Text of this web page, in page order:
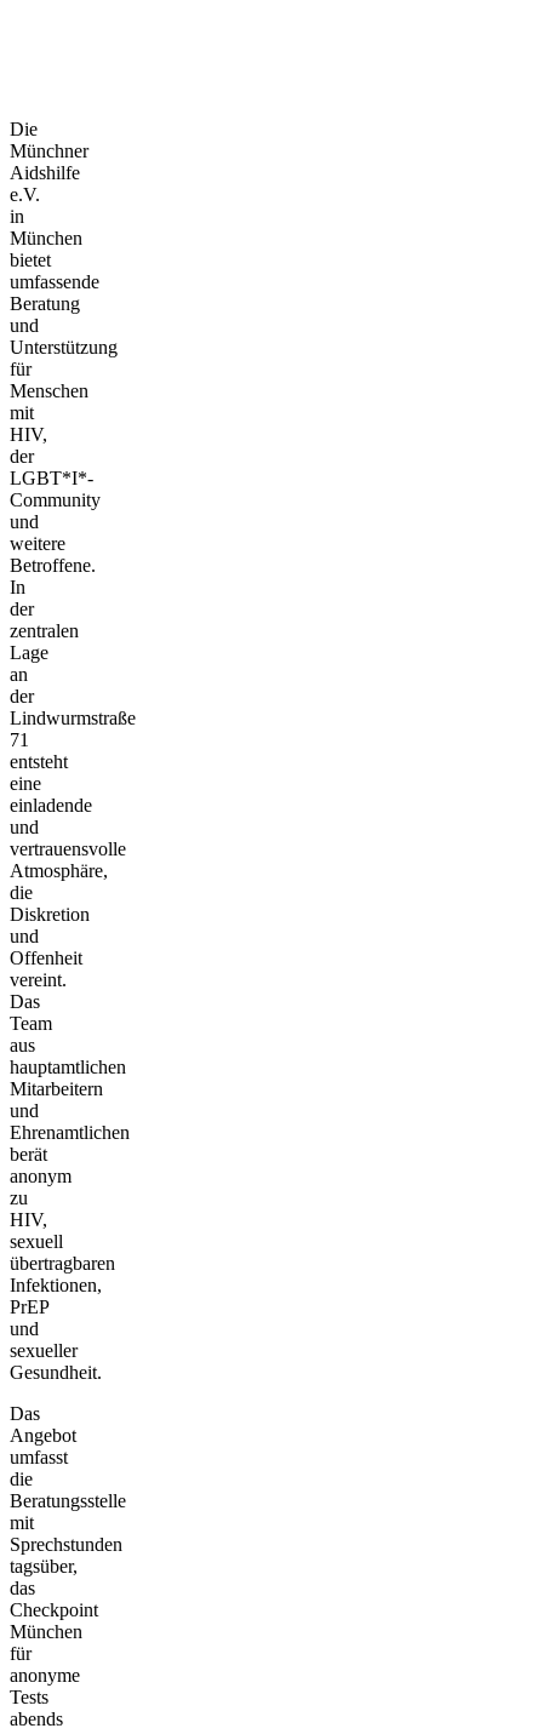
Die
Münchner
Aidshilfe
e.V.
in
München
bietet
umfassende
Beratung
und
Unterstützung
für
Menschen
mit
HIV,
der
LGBT*I*-
Community
und
weitere
Betroffene.
In
der
zentralen
Lage
an
der
Lindwurmstraße
71
entsteht
eine
einladende
und
vertrauensvolle
Atmosphäre,
die
Diskretion
und
Offenheit
vereint.
Das
Team
aus
hauptamtlichen
Mitarbeitern
und
Ehrenamtlichen
berät
anonym
zu
HIV,
sexuell
übertragbaren
Infektionen,
PrEP
und
sexueller
Gesundheit.
Das
Angebot
umfasst
die
Beratungsstelle
mit
Sprechstunden
tagsüber,
das
Checkpoint
München
für
anonyme
Tests
abends